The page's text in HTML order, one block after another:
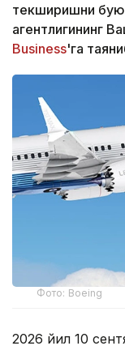
текширишни
агентлигининг
Business'га
Фото: Boeing
2026 йил 10